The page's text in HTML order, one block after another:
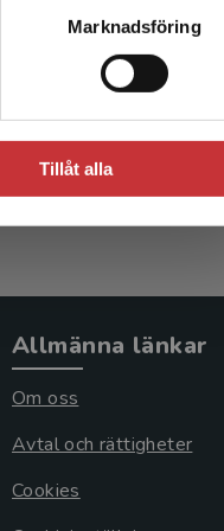
Marknadsföring
Tillåt alla
Hansén,
Exkl.
Allmänna länkar
Om oss
Avtal och rättigheter
Cookies